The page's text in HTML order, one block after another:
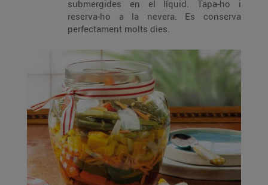
submergides en el líquid. Tapa-ho i
reserva-ho a la nevera. Es conserva
perfectament molts dies.